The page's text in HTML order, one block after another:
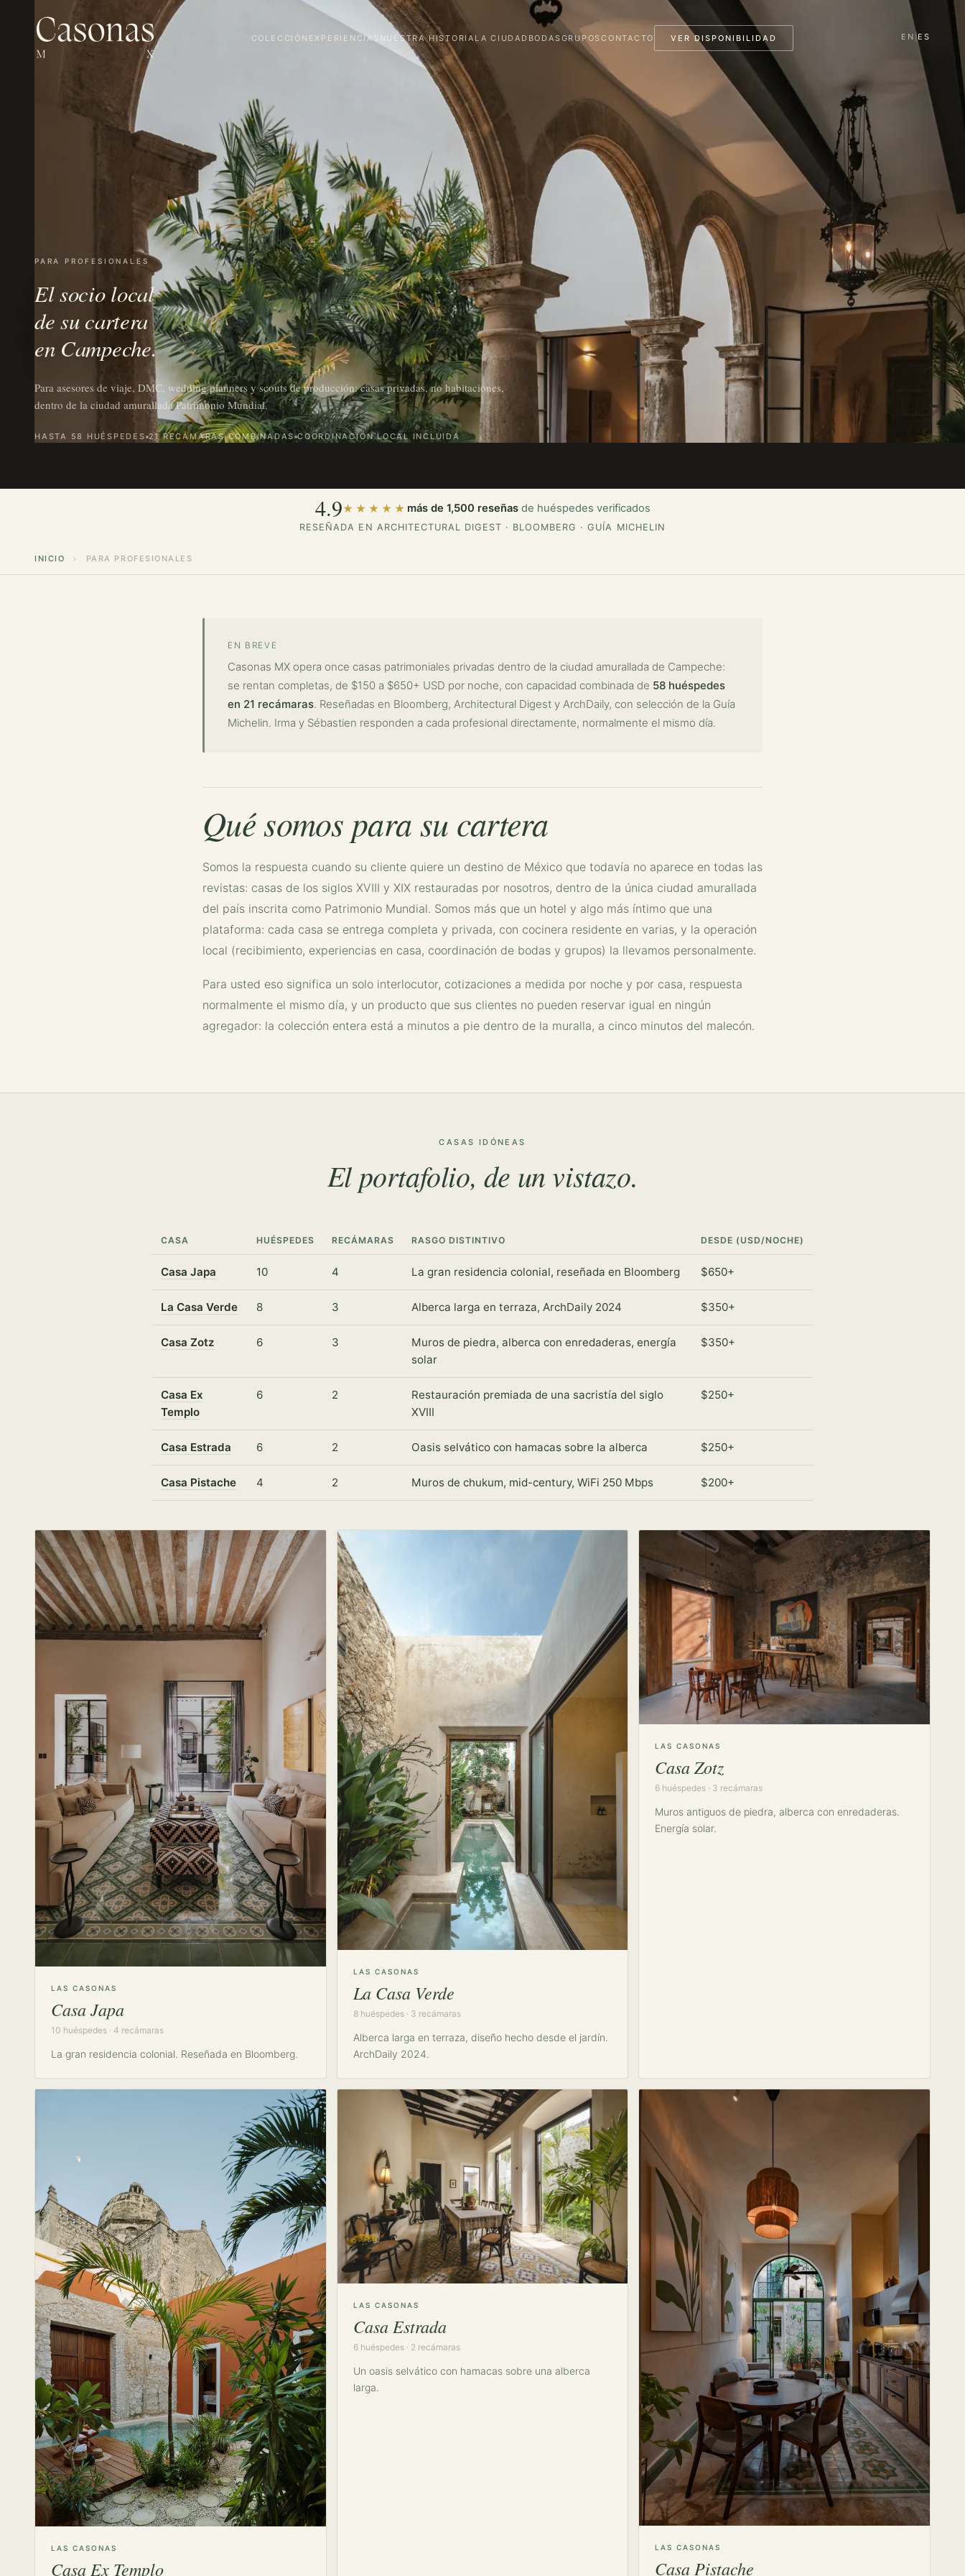
COLECCIÓN EXPERIENCIAS NUESTRA HISTORIA LA CIUDAD BODASGRUPOSCONTACTO VER DISPONIBILIDAD EN |ES
PARA PROFESIONALES
El socio local
de su cartera
en Campeche.
Para asesores de viaje, DMC, wedding planners y scouts de producción: casas privadas, no habitaciones,
dentro de la ciudad amurallada Patrimonio Mundial.
HASTA 58 HUÉSPEDES 21 RECÁMARAS COMBINADAS COORDINACIÓN LOCAL INCLUIDA
4.9★★★★★ más de 1,500 reseñasde huéspedes verificados
RESEÑADA EN ARCHITECTURAL DIGEST · BLOOMBERG · GUÍA MICHELIN
INICIO › PARA PROFESIONALES
EN BREVE
Casonas MX opera once casas patrimoniales privadas dentro de la ciudad amurallada de Campeche:
se rentan completas, de $150 a $650+ USD por noche, con capacidad combinada de 58 huéspedes
en 21 recámaras. Reseñadas en Bloomberg, Architectural Digest y ArchDaily, con selección de la Guía
Michelin. Irma y Sébastien responden a cada profesional directamente, normalmente el mismo día.
Qué somos para su cartera
Somos la respuesta cuando su cliente quiere un destino de México que todavía no aparece en todas las
revistas: casas de los siglos XVIII y XIX restauradas por nosotros, dentro de la única ciudad amurallada
del país inscrita como Patrimonio Mundial. Somos más que un hotel y algo más íntimo que una
plataforma: cada casa se entrega completa y privada, con cocinera residente en varias, y la operación
local (recibimiento, experiencias en casa, coordinación de bodas y grupos) la llevamos personalmente.
Para usted eso significa un solo interlocutor, cotizaciones a medida por noche y por casa, respuesta
normalmente el mismo día, y un producto que sus clientes no pueden reservar igual en ningún
agregador: la colección entera está a minutos a pie dentro de la muralla, a cinco minutos del malecón.
CASAS IDÓNEAS
El portafolio, de un vistazo.
CASA HUÉSPEDES RECÁMARAS RASGO DISTINTIVO DESDE (USD/NOCHE)
Casa Japa 10 4 La gran residencia colonial, reseñada en Bloomberg $650+
La Casa Verde 8 3 Alberca larga en terraza, ArchDaily 2024 $350+
Casa Zotz 6 3
Muros de piedra, alberca con enredaderas, energía
solar
$350+
Casa Ex
Templo
6 2
Restauración premiada de una sacristía del siglo
XVIII
$250+
Casa Estrada 6 2 Oasis selvático con hamacas sobre la alberca $250+
Casa Pistache 4 2 Muros de chukum, mid-century, WiFi 250 Mbps $200+
LAS CASONAS
Casa Japa
10 huéspedes · 4 recámaras
La gran residencia colonial. Reseñada en Bloomberg.
LAS CASONAS
La Casa Verde
8 huéspedes · 3 recámaras
Alberca larga en terraza, diseño hecho desde el jardín.
ArchDaily 2024.
LAS CASONAS
Casa Zotz
6 huéspedes · 3 recámaras
Muros antiguos de piedra, alberca con enredaderas.
Energía solar.
LAS CASONAS
Casa Ex Templo
LAS CASONAS
Casa Estrada
6 huéspedes · 2 recámaras
Un oasis selvático con hamacas sobre una alberca
larga.
LAS CASONAS
Casa Pistache